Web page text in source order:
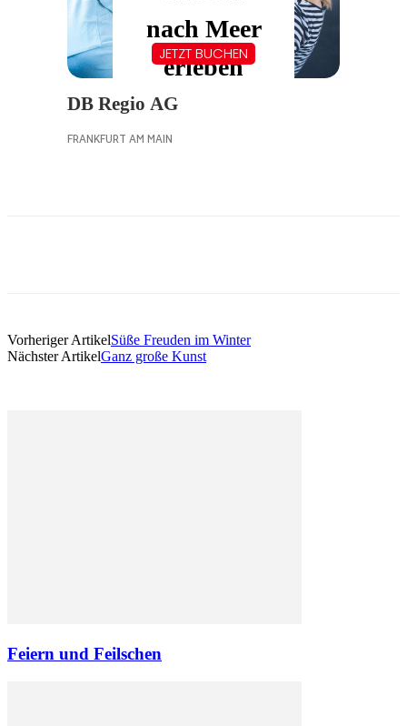
Vorheriger ArtikelSüße Freuden im Winter
Nächster ArtikelGanz große Kunst
Feiern und Feilschen